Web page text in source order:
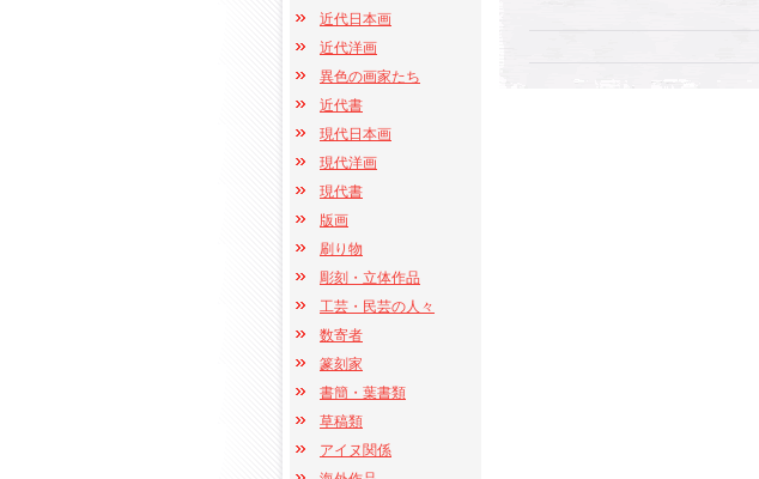
近代日本画
近代洋画
異色の画家たち
近代書
現代日本画
現代洋画
現代書
版画
刷り物
彫刻・立体作品
工芸・民芸の人々
数寄者
篆刻家
書簡・葉書類
草稿類
アイヌ関係